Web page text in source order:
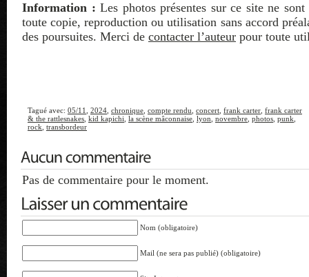
Information : Les photos présentes sur ce site ne
toute copie, reproduction ou utilisation sans accord
des poursuites. Merci de contacter l’auteur pour toute
Tagué avec: 05/11 2024 chronique compte rendu concert frank carter frank carter
& the rattlesnakes kid kapichi la scène mâconnaise lyon novembre photos punk
rock transbordeur
Pas de commentaire pour le moment.
Nom (obligatoire)
Mail (ne sera pas publié) (obligatoire)